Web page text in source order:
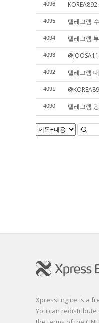
4096
4095 텔레그램
4094 텔레그램
4093
4092 텔레그램
4091
4090 텔레그램
XpressEngine is a
You can